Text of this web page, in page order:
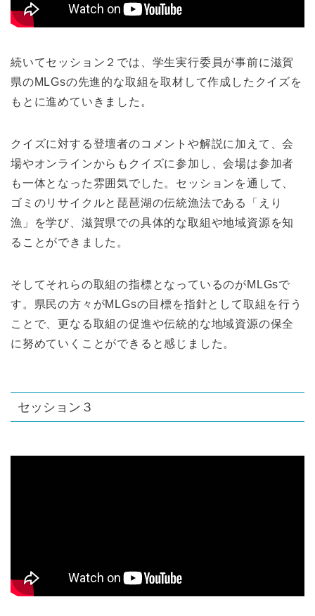
続いてセッション２では、学生実行委員が事前に滋賀
県のMLGsの先進的な取組を取材して作成したクイズを
もとに進めていきました。
クイズに対する登壇者のコメントや解説に加えて、会
場やオンラインからもクイズに参加し、会場は参加者
も一体となった雰囲気でした。セッションを通して、
ゴミのリサイクルと琵琶湖の伝統漁法である「えり
漁」を学び、滋賀県での具体的な取組や地域資源を知
ることができました。
そしてそれらの取組の指標となっているのがMLGsで
す。県民の方々がMLGsの目標を指針として取組を行う
ことで、更なる取組の促進や伝統的な地域資源の保全
に努めていくことができると感じました。
セッション３